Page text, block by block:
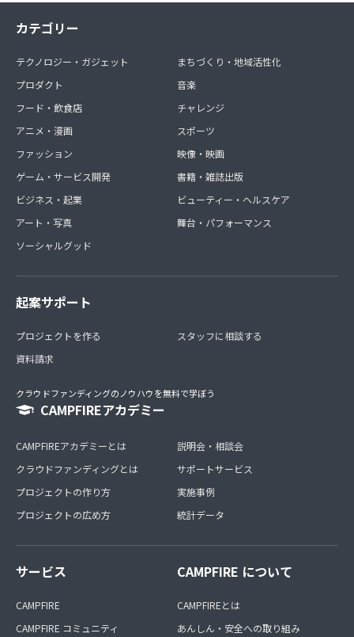
カテゴリー
テクノロジー・ガジェット
プロダクト
フード・飲食店
アニメ・漫画
ファッション
ゲーム・サービス開発
ビジネス・起業
アート・写真
ソーシャルグッド
まちづくり・地域活性化
音楽
チャレンジ
スポーツ
映像・映画
書籍・雑誌出版
ビューティー・ヘルスケア
舞台・パフォーマンス
起案サポート
プロジェクトを作る
資料請求
スタッフに相談する
クラウドファンディングのノウハウを無料で学ぼう
CAMPFIREアカデミー
CAMPFIREアカデミーとは
クラウドファンディングとは
プロジェクトの作り方
プロジェクトの広め方
説明会・相談会
サポートサービス
実施事例
統計データ
サービス
CAMPFIRE
CAMPFIRE コミュニティ
CAMPFIRE について
CAMPFIREとは
あんしん・安全への取り組み